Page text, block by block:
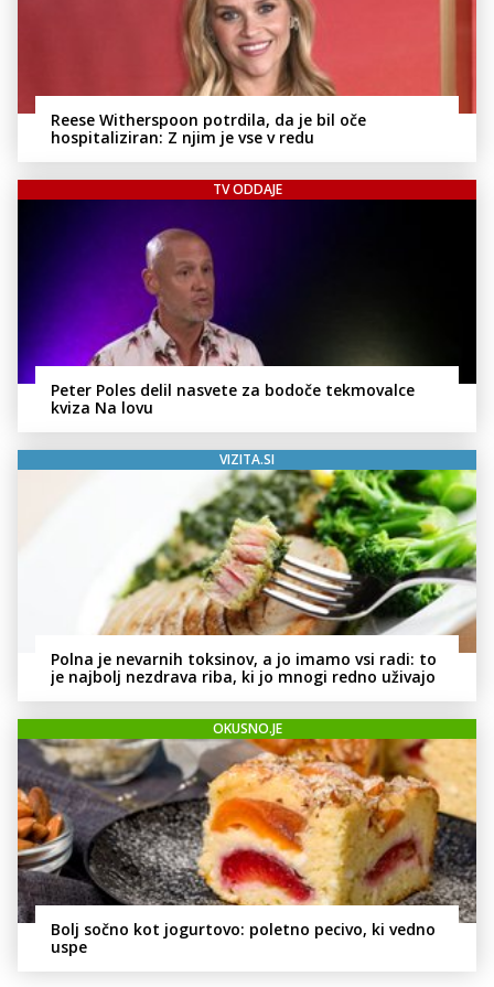
Reese Witherspoon potrdila, da je bil oče
hospitaliziran: Z njim je vse v redu
TV ODDAJE
Peter Poles delil nasvete za bodoče tekmovalce
kviza Na lovu
VIZITA.SI
Polna je nevarnih toksinov, a jo imamo vsi radi: to
je najbolj nezdrava riba, ki jo mnogi redno uživajo
OKUSNO.JE
Bolj sočno kot jogurtovo: poletno pecivo, ki vedno
uspe